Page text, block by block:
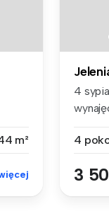
m²
4
4
3